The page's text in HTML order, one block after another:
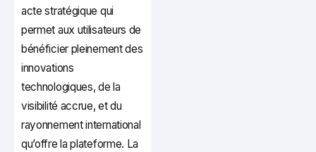
acte stratégique qui
permet aux utilisateurs de
bénéficier pleinement des
innovations
technologiques, de la
visibilité accrue, et du
rayonnement international
qu’offre la plateforme. La